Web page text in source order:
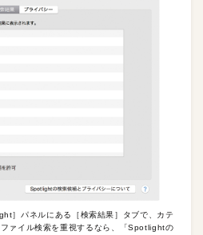
］パネルにある［検索結果］タブで、カテ
ァイル検索を重視するなら、「Spotlightの